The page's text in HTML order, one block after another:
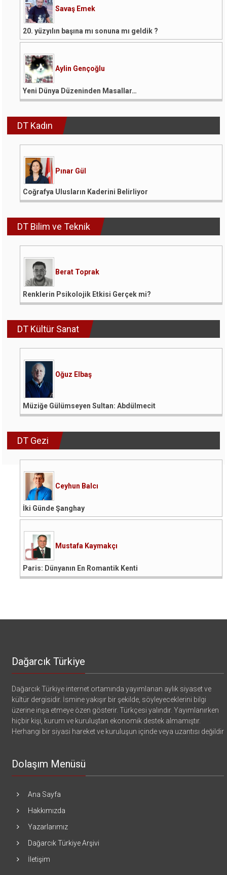
Savaş Emek
20. yüzyılın başına mı sonuna mı geldik ?
Aylin Gençoğlu
Yeni Dünya Düzeninden Masallar…
DT Kadın
Pınar Gül
Coğrafya Ulusların Kaderini Belirliyor
DT Bilim ve Teknik
Berat Toprak
Renklerin Psikolojik Etkisi Gerçek mi?
DT Kültür Sanat
Oğuz Elbaş
Müziğe Gülümseyen Sultan: Abdülmecit
DT Gezi
Ceyhun Balcı
İki Günde Şanghay
Mustafa Kaymakçı
Paris: Dünyanın En Romantik Kenti
Dağarcık Türkiye
Dağarcık Türkiye internet ortamında yayımlanan aylık siyaset ve
kültür dergisidir. İsmine yakışır bir şekilde, söyleyeceklerini bilgi
üzerine inşa etmeye özen gösterir. Türkçesi yalındır. Yayımlanırken
hiçbir kişi, kurum ve kuruluştan ekonomik destek almamıştır.
Herhangi bir siyasi hareket ve kuruluşun içinde veya uzantısı değildir
Dolaşım Menüsü
Ana Sayfa
Hakkımızda
Yazarlarımız
Dağarcık Türkiye Arşivi
İletişim